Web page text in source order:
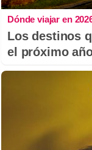
Dónde viajar en
Los destinos
el próximo